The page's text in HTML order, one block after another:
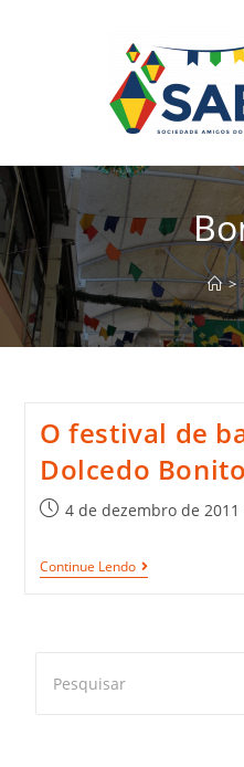
>
O festival de
Dolcedo
4 de dezembro de 2011
Continue Lendo